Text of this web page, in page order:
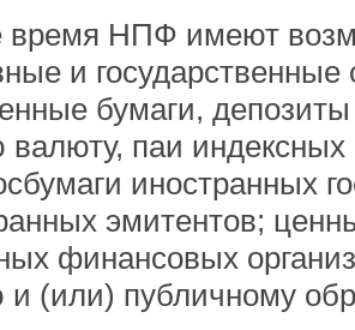
время НПФ имеют
и государственные
бумаги, депозиты
валюту, паи
иностранных
эмитентов;
финансовых
(или) публичному